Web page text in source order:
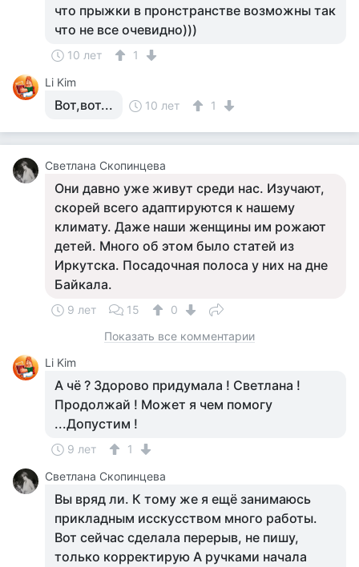
что прыжки в пронстранстве возможны так
что не все очевидно)))
10 лет
1
Li Kim
Вот,вот... 10 лет 1
Светлана Скопинцева
Они давно уже живут среди нас. Изучают,
скорей всего адаптируются к нашему
климату. Даже наши женщины им рожают
детей. Много об этом было статей из
Иркутска. Посадочная полоса у них на дне
Байкала.
9 лет 15
0
Показать все комментарии
Li Kim
А чё ? Здорово придумала ! Светлана !
Продолжай ! Может я чем помогу
...Допустим !
9 лет
1
Светлана Скопинцева
Вы вряд ли. К тому же я ещё занимаюсь
прикладным исскусством много работы.
Вот сейчас сделала перерыв, не пишу,
только корректирую А ручками начала